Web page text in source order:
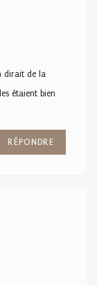
dirait de la
étaient bien
RÉPONDRE